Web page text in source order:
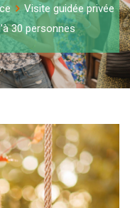
Visite guidée privée
30 personnes